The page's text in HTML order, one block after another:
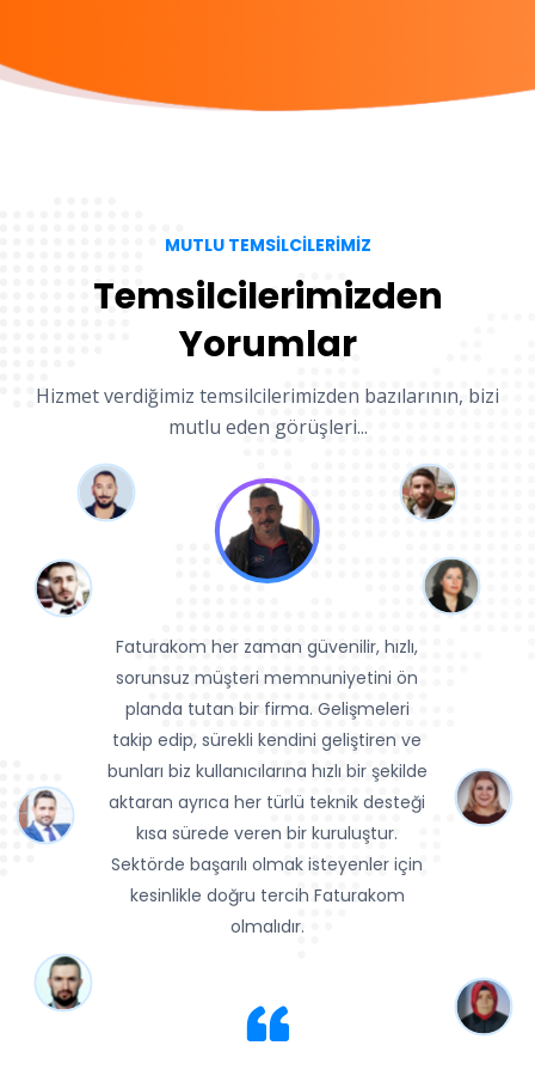
MUTLU TEMSİLCİLERİMİZ
Temsilcilerimizden
Yorumlar
Hizmet verdiğimiz temsilcilerimizden bazılarının, bizi
mutlu eden görüşleri...
Faturakom her zaman güvenilir, hızlı,
sorunsuz müşteri memnuniyetini ön
planda tutan bir firma. Gelişmeleri
takip edip, sürekli kendini geliştiren ve
bunları biz kullanıcılarına hızlı bir şekilde
aktaran ayrıca her türlü teknik desteği
kısa sürede veren bir kuruluştur.
Sektörde başarılı olmak isteyenler için
kesinlikle doğru tercih Faturakom
olmalıdır.